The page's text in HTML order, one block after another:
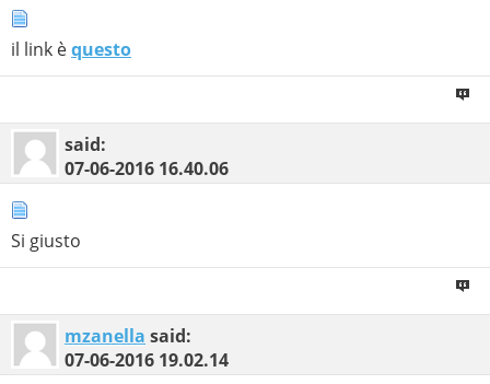
il link èquesto
said:
07-06-2016 16.40.06
Si giusto
mzanella said:
07-06-2016 19.02.14